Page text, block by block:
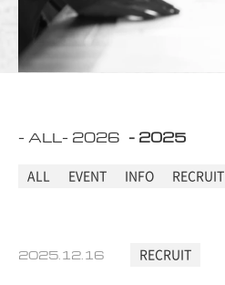
Q＆A
- Q&A
NEW GRADUATE
- ALL- 2026 - 2025
ALL EVENT INFO RECRUIT
2025.12.16 RECRUIT